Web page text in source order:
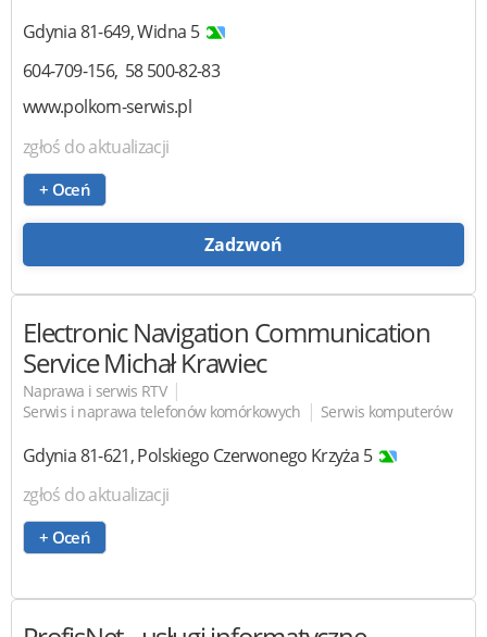
Gdynia81-649,Widna 5
604-709-156 58 500-82-83
www.polkom-serwis.pl
zgłoś do aktualizacji
+ Oceń
Zadzwoń
Electronic Navigation Communication
ServiceMichał Krawiec
Naprawa i serwis RTV |
Serwis i naprawa telefonów komórkowych | Serwis komputerów
Gdynia81-621,Polskiego Czerwonego Krzyża 5
zgłoś do aktualizacji
+ Oceń